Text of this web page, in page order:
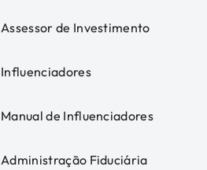
Assessor de Investimento
Influenciadores
Manual de Influenciadores
Administração Fiduciária